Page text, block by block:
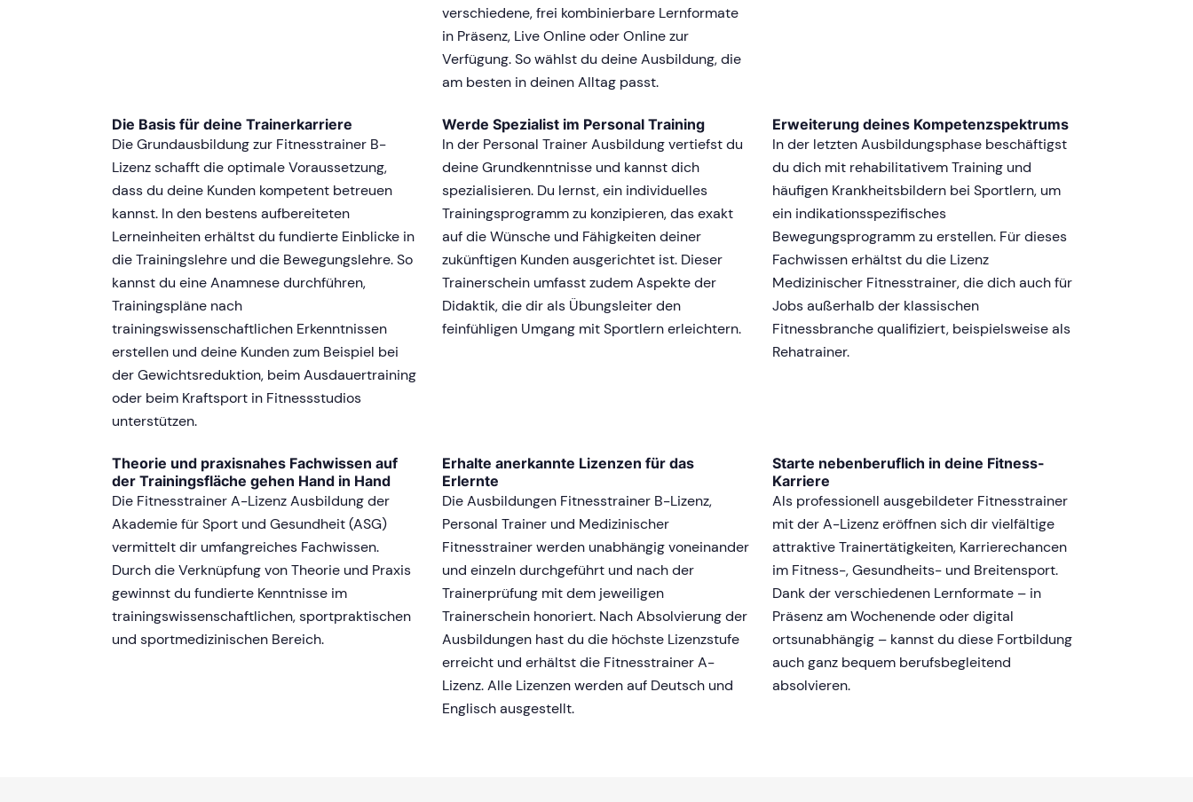
verschiedene, frei kombinierbare Lernformate
in Präsenz, Live Online oder Online zur
Verfügung. So wählst du deine Ausbildung, die
am besten in deinen Alltag passt.
Die Basis für deine Trainerkarriere
Die Grundausbildung zur Fitnesstrainer B-
Lizenz schafft die optimale Voraussetzung,
dass du deine Kunden kompetent betreuen
kannst. In den bestens aufbereiteten
Lerneinheiten erhältst du fundierte Einblicke in
die Trainingslehre und die Bewegungslehre. So
kannst du eine Anamnese durchführen,
Trainingspläne nach
trainingswissenschaftlichen Erkenntnissen
erstellen und deine Kunden zum Beispiel bei
der Gewichtsreduktion, beim Ausdauertraining
oder beim Kraftsport in Fitnessstudios
unterstützen.
Werde Spezialist im Personal Training
In der Personal Trainer Ausbildung vertiefst du
deine Grundkenntnisse und kannst dich
spezialisieren. Du lernst, ein individuelles
Trainingsprogramm zu konzipieren, das exakt
auf die Wünsche und Fähigkeiten deiner
zukünftigen Kunden ausgerichtet ist. Dieser
Trainerschein umfasst zudem Aspekte der
Didaktik, die dir als Übungsleiter den
feinfühligen Umgang mit Sportlern erleichtern.
Erweiterung deines Kompetenzspektrums
In der letzten Ausbildungsphase beschäftigst
du dich mit rehabilitativem Training und
häufigen Krankheitsbildern bei Sportlern, um
ein indikationsspezifisches
Bewegungsprogramm zu erstellen. Für dieses
Fachwissen erhältst du die Lizenz
Medizinischer Fitnesstrainer, die dich auch für
Jobs außerhalb der klassischen
Fitnessbranche qualifiziert, beispielsweise als
Rehatrainer.
Theorie und praxisnahes Fachwissen auf
der Trainingsfläche gehen Hand in Hand
Die Fitnesstrainer A-Lizenz Ausbildung der
Akademie für Sport und Gesundheit (ASG)
vermittelt dir umfangreiches Fachwissen.
Durch die Verknüpfung von Theorie und Praxis
gewinnst du fundierte Kenntnisse im
trainingswissenschaftlichen, sportpraktischen
und sportmedizinischen Bereich.
Erhalte anerkannte Lizenzen für das
Erlernte
Die Ausbildungen Fitnesstrainer B-Lizenz,
Personal Trainer und Medizinischer
Fitnesstrainer werden unabhängig voneinander
und einzeln durchgeführt und nach der
Trainerprüfung mit dem jeweiligen
Trainerschein honoriert. Nach Absolvierung der
Ausbildungen hast du die höchste Lizenzstufe
erreicht und erhältst die Fitnesstrainer A-
Lizenz. Alle Lizenzen werden auf Deutsch und
Englisch ausgestellt.
Starte nebenberuflich in deine Fitness-
Karriere
Als professionell ausgebildeter Fitnesstrainer
mit der A-Lizenz eröffnen sich dir vielfältige
attraktive Trainertätigkeiten, Karrierechancen
im Fitness-, Gesundheits- und Breitensport.
Dank der verschiedenen Lernformate – in
Präsenz am Wochenende oder digital
ortsunabhängig – kannst du diese Fortbildung
auch ganz bequem berufsbegleitend
absolvieren.